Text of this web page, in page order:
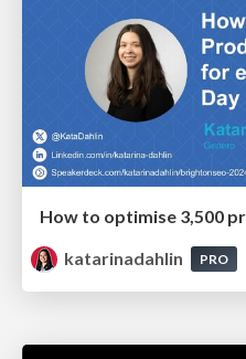
katarinadahlin
PRO